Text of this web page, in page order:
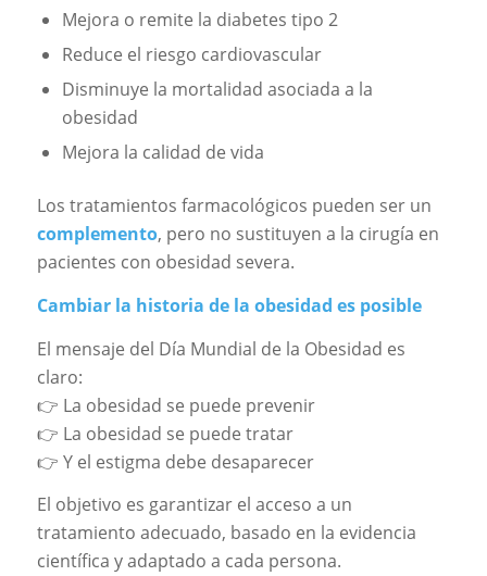
Mejora o remite la diabetes tipo 2
Reduce el riesgo cardiovascular
Disminuye la mortalidad asociada a la
obesidad
Mejora la calidad de vida
Los tratamientos farmacológicos pueden ser un
complemento, pero no sustituyen a la cirugía en
pacientes con obesidad severa.
Cambiar la historia de la obesidad es posible
El mensaje del Día Mundial de la Obesidad es
claro:
👉 La obesidad se puede prevenir
👉 La obesidad se puede tratar
👉 Y el estigma debe desaparecer
El objetivo es garantizar el acceso a un
tratamiento adecuado, basado en la evidencia
científica y adaptado a cada persona.